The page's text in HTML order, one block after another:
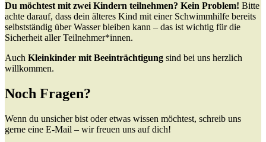
Du möchtest mit zwei Kindern teilnehmen? Kein Problem! Bitte
achte darauf, dass dein älteres Kind mit einer Schwimmhilfe bereits
selbstständig über Wasser bleiben kann – das ist wichtig für die
Sicherheit aller Teilnehmer*innen.
Auch Kleinkinder mit Beeinträchtigung sind bei uns herzlich
willkommen.
Noch Fragen?
Wenn du unsicher bist oder etwas wissen möchtest, schreib uns
gerne eine E-Mail – wir freuen uns auf dich!